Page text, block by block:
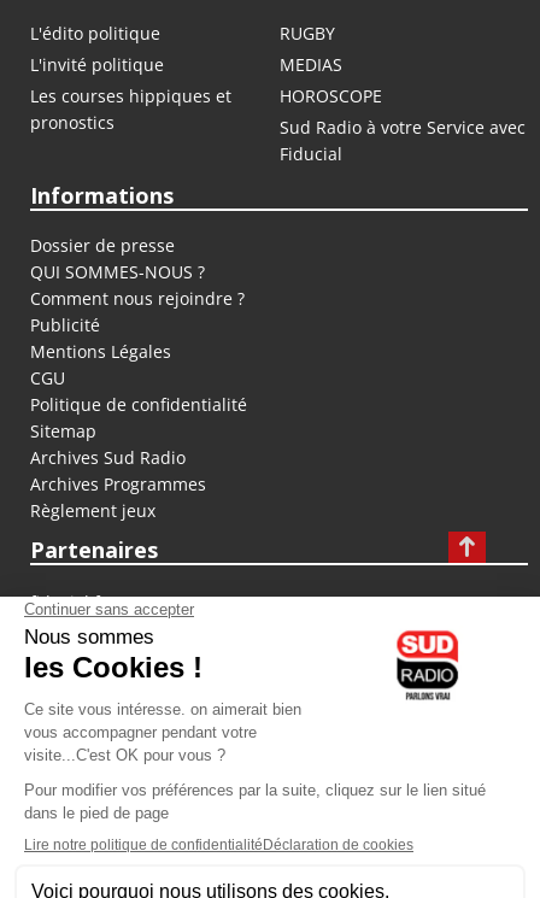
L'édito politique
RUGBY
L'invité politique
MEDIAS
Les courses hippiques et
pronostics
HOROSCOPE
Sud Radio à votre Service avec
Fiducial
Informations
Dossier de presse
QUI SOMMES-NOUS ?
Comment nous rejoindre ?
Publicité
Mentions Légales
CGU
Politique de confidentialité
Sitemap
Archives Sud Radio
Archives Programmes
Règlement jeux
Partenaires
fiducial.fr
lyoncapitale.fr
olympique-et-lyonnais.com
L'application Iphone / Android
Téléchargez l'application
Les cookies
Gestion des cookies